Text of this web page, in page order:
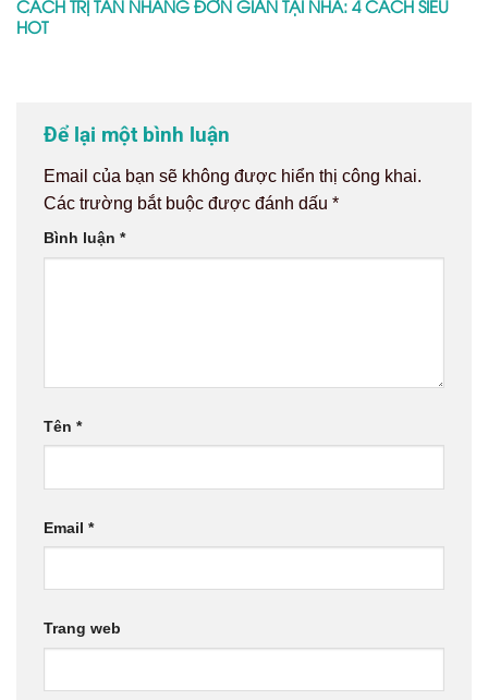
CÁCH TRỊ TÀN NHANG ĐƠN GIẢN TẠI NHÀ: 4 CÁCH SIÊU
HOT
Để lại một bình luận
Email của bạn sẽ không được hiển thị công khai.
Các trường bắt buộc được đánh dấu *
Bình luận *
Tên *
Email *
Trang web